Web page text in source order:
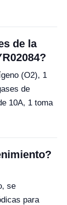
de la
(O2), 1
de
10A, 1 toma
se
para